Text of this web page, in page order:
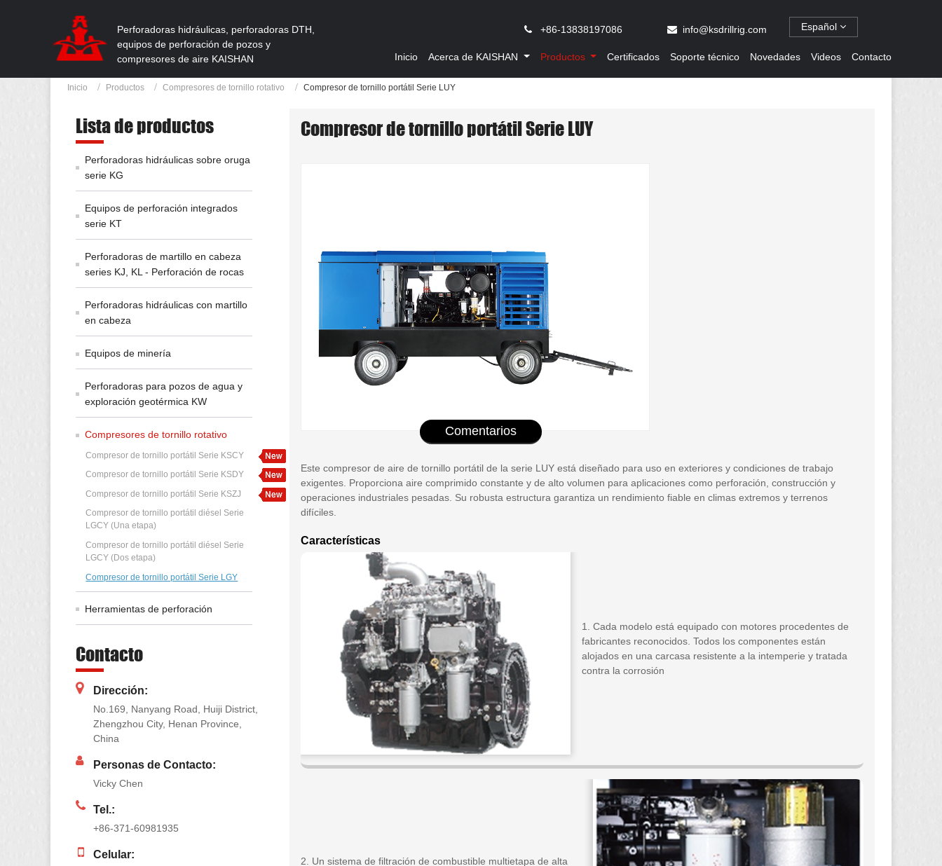
Perforadoras hidráulicas, perforadoras DTH,
equipos de perforación de pozos y
compresores de aire KAISHAN
Español
+86-13838197086 info@ksdrillrig.com
Inicio Acerca de KAISHAN Productos Certificados Soporte técnico Novedades Videos Contacto
Inicio Productos Compresores de tornillo rotativo Compresor de tornillo portátil Serie LUY
Compresor de tornillo portátil Serie LUY
Comentarios
Este compresor de aire de tornillo portátil de la serie LUY está diseñado para uso en exteriores y condiciones de trabajo
exigentes. Proporciona aire comprimido constante y de alto volumen para aplicaciones como perforación, construcción y
operaciones industriales pesadas. Su robusta estructura garantiza un rendimiento fiable en climas extremos y terrenos
difíciles.
Características
1. Cada modelo está equipado con motores procedentes de
fabricantes reconocidos. Todos los componentes están
alojados en una carcasa resistente a la intemperie y tratada
contra la corrosión
2. Un sistema de filtración de combustible multietapa de alta
Lista de productos
Perforadoras hidráulicas sobre oruga
serie KG
Equipos de perforación integrados
serie KT
Perforadoras de martillo en cabeza
series KJ, KL - Perforación de rocas
Perforadoras hidráulicas con martillo
en cabeza
Equipos de minería
Perforadoras para pozos de agua y
exploración geotérmica KW
Compresores de tornillo rotativo
Compresor de tornillo portátil Serie KSCY
Compresor de tornillo portátil Serie KSDY
Compresor de tornillo portátil Serie KSZJ
Compresor de tornillo portátil diésel Serie
LGCY (Una etapa)
Compresor de tornillo portátil diésel Serie
LGCY (Dos etapa)
Compresor de tornillo portátil Serie LGY
Herramientas de perforación
Contacto
Dirección:
No.169, Nanyang Road, Huiji District,
Zhengzhou City, Henan Province,
China
Personas de Contacto:
Vicky Chen
Tel.:
+86-371-60981935
Celular: